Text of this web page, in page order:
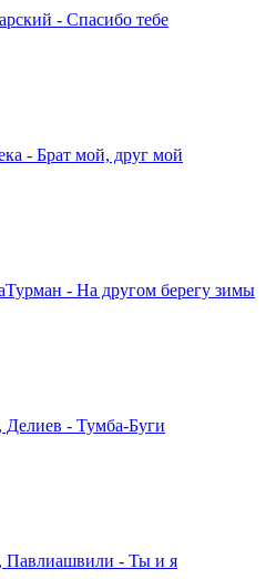
- Спасибо тебе
- Брат мой, друг мой
- На другом берегу зимы
- Тумба-Буги
Павлиашвили - Ты и я